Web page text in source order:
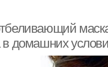
Зуд в
в домашних